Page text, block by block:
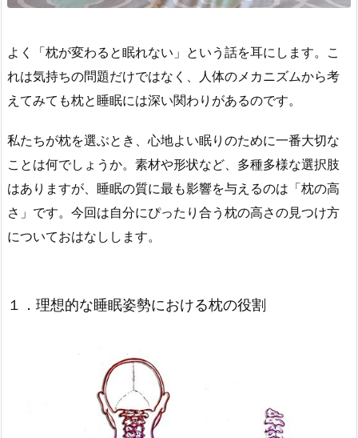
よく「枕が変わると眠れない」という話を耳にします。こ
れは気持ちの問題だけではなく、人体のメカニズムから考
えてみても枕と睡眠には深い関わりがあるのです。
私たちが枕を選ぶとき、心地よい眠りのために一番大切な
ことは何でしょうか。素材や形状など、多種多様な選択肢
はありますが、睡眠の質に最も影響を与えるのは「枕の高
さ」です。今回は自分にぴったり合う枕の高さの見つけ方
についておはなしします。
１．理想的な睡眠姿勢における枕の役割